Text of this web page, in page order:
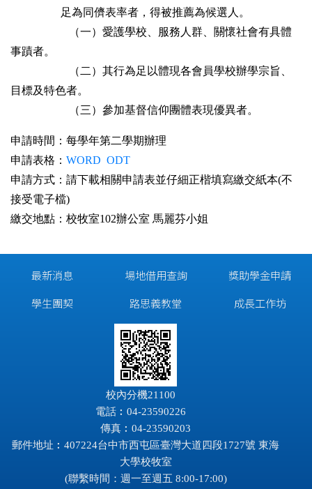
足為同儕表率者，得被推薦為候選人。
（一）愛護學校、服務人群、關懷社會有具體
事蹟者。
（二）其行為足以體現各會員學校辦學宗旨、
目標及特色者。
（三）參加基督信仰團體表現優異者。
申請時間：每學年第二學期辦理
申請表格： WORD ODT
申請方式：請下載相關申請表並仔細正楷填寫繳交紙本(不
接受電子檔)
繳交地點：校牧室102辦公室 馬麗芬小姐
最新消息
學生團契
場地借用查詢
路思義教堂
獎助學金申請
成長工作坊
校內分機21100
電話︰04-23590226
傳真︰04-23590203
郵件地址︰407224台中市西屯區臺灣大道四段1727號 東海
大學校牧室
(聯繫時間：週一至週五 8:00-17:00)